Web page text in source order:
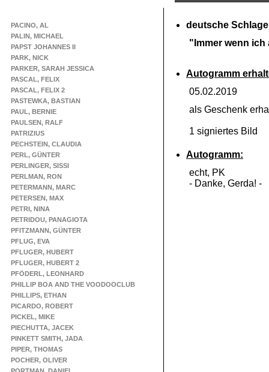
PACINO, AL
PALIN, MICHAEL
PAPST JOHANNES II
PARK, NICK
PARKER, SARAH JESSICA
PASCAL, FELIX
PASCAL, FELIX 2
PASTEWKA, BASTIAN
PAUL, BERNIE
PAULSEN, RALF
PATRIZIUS
PECHSTEIN, CLAUDIA
PERL, GÜNTER
PERLINGER, SISSI
PERLMAN, RON
PETERMANN, MARC
PETERSEN, MAX
PETRI, NINA
PETRIDOU, PANAGIOTA
PFITZMANN, GÜNTER
PFLUG, EVA
PFLUGER, HUBERT
PFLUGER, HUBERT 2
PFÖDERL, LEONHARD
PHILLIP BOA AND THE VOODOOCLUB
PHILLIPS, ETHAN
PICARDO, ROBERT
PICKEL, MIKE
PIECHUTTA, JACEK
PINKETT SMITH, JADA
PIPER, THOMAS
POCHER, OLIVER
deutsche
"Immer wenn
Autogramm
05.02.2019
als Geschenk
1 signiertes Bild
Autogramm:
echt, PK
- Danke, Gerda! -